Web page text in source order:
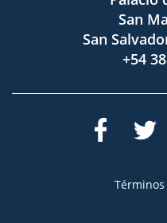
San
San
+54